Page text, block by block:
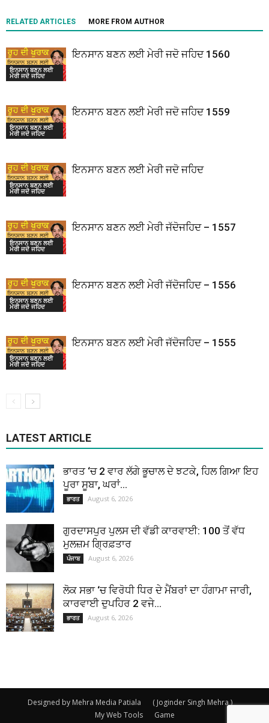
RELATED ARTICLES MORE FROM AUTHOR
ਇਨਸਾਨ ਬਣਨ ਲਈ
ਮੇਰੀ ਜਦੋ ਜਹਿਦ
ਇਨਸਾਨ ਬਣਨ ਲਈ ਮੇਰੀ ਜਦੋ ਜਹਿਦ 1560
ਇਨਸਾਨ ਬਣਨ ਲਈ
ਮੇਰੀ ਜਦੋ ਜਹਿਦ
ਇਨਸਾਨ ਬਣਨ ਲਈ ਮੇਰੀ ਜਦੋ ਜਹਿਦ 1559
ਇਨਸਾਨ ਬਣਨ ਲਈ
ਮੇਰੀ ਜਦੋ ਜਹਿਦ
ਇਨਸਾਨ ਬਣਨ ਲਈ ਮੇਰੀ ਜਦੋ ਜਹਿਦ
ਇਨਸਾਨ ਬਣਨ ਲਈ
ਮੇਰੀ ਜਦੋ ਜਹਿਦ
ਇਨਸਾਨ ਬਣਨ ਲਈ ਮੇਰੀ ਜੱਦੋਜਹਿਦ – 1557
ਇਨਸਾਨ ਬਣਨ ਲਈ
ਮੇਰੀ ਜਦੋ ਜਹਿਦ
ਇਨਸਾਨ ਬਣਨ ਲਈ ਮੇਰੀ ਜੱਦੋਜਹਿਦ – 1556
ਇਨਸਾਨ ਬਣਨ ਲਈ
ਮੇਰੀ ਜਦੋ ਜਹਿਦ
ਇਨਸਾਨ ਬਣਨ ਲਈ ਮੇਰੀ ਜੱਦੋਜਹਿਦ – 1555
LATEST ARTICLE
ਭਾਰਤ ‘ਚ 2 ਵਾਰ ਲੱਗੇ ਭੂਚਾਲ ਦੇ ਝਟਕੇ, ਹਿਲ ਗਿਆ ਇਹ
ਪੂਰਾ ਸੂਬਾ, ਘਰਾਂ...
ਭਾਰਤ August 6, 2026
ਗੁਰਦਾਸਪੁਰ ਪੁਲਸ ਦੀ ਵੱਡੀ ਕਾਰਵਾਈ: 100 ਤੋਂ ਵੱਧ
ਮੁਲਜ਼ਮ ਗ੍ਰਿਫ਼ਤਾਰ
ਪੰਜਾਬ August 6, 2026
ਲੋਕ ਸਭਾ ‘ਚ ਵਿਰੋਧੀ ਧਿਰ ਦੇ ਮੈਂਬਰਾਂ ਦਾ ਹੰਗਾਮਾ ਜਾਰੀ,
ਕਾਰਵਾਈ ਦੁਪਹਿਰ 2 ਵਜੇ...
ਭਾਰਤ August 6, 2026
Designed by Mehra Media Patiala
( Joginder Singh Mehra )
My Web Tools
Game